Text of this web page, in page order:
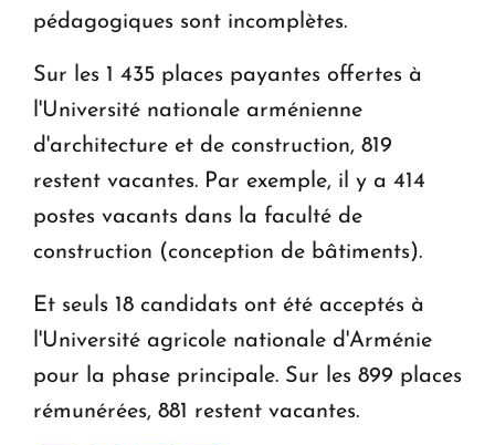
pédagogiques sont incomplètes.
Sur les 1 435 places payantes offertes à
l'Université nationale arménienne
d'architecture et de construction, 819
restent vacantes. Par exemple, il y a 414
postes vacants dans la faculté de
construction (conception de bâtiments).
Et seuls 18 candidats ont été acceptés à
l'Université agricole nationale d'Arménie
pour la phase principale. Sur les 899 places
rémunérées, 881 restent vacantes.